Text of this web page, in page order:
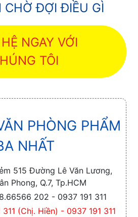
CHỜ ĐỢI ĐIỀU GÌ
NGAY VỚI
TÔI
PHÒNG PHẨM
NHẤT
515 Đường Lê Văn Lương,
Phong, Q.7, Tp.HCM
202 - 0937 191 311
311 (Chị. Hiền) - 0937 191 311